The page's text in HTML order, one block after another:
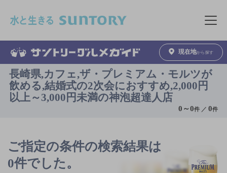
メニュ
現在地から探す
長崎県,カフェ,ザ・プレミアム・モルツが
飲める,結婚式の2次会におすすめ,2,000円
以上～3,000円未満の神泡超達人店
0 ～0件 ／0件
ご指定の条件の検索結果は
0件でした。